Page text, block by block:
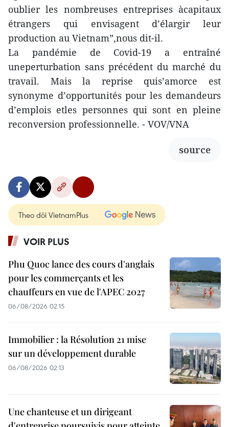
oublier les nombreuses entreprises àcapitaux
étrangers qui envisagent d’élargir leur
production au Vietnam”,nous dit-il.
La pandémie de Covid-19 a entraîné
uneperturbation sans précédent du marché du
travail. Mais la reprise quis’amorce est
synonyme d’opportunités pour les demandeurs
d’emplois etles personnes qui sont en pleine
reconversion professionnelle. - VOV/VNA
source
Theo dõi VietnamPlus
VOIR PLUS
Phu Quoc lance des cours d'anglais
pour les commerçants et les
chauffeurs en vue de l'APEC 2027
06/08/2026 02:15
Immobilier : la Résolution 21 mise
sur un développement durable
06/08/2026 02:13
Une chanteuse et un dirigeant